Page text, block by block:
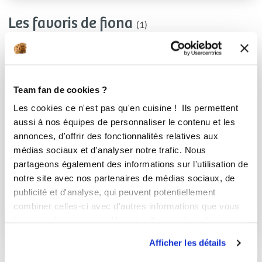
Team fan de cookies ?
Les cookies ce n'est pas qu'en cuisine ! Ils permettent
aussi à nos équipes de personnaliser le contenu et les
annonces, d'offrir des fonctionnalités relatives aux
médias sociaux et d'analyser notre trafic. Nous
partageons également des informations sur l'utilisation de
notre site avec nos partenaires de médias sociaux, de
publicité et d'analyse, qui peuvent potentiellement
combiner celles-ci avec d'autres informations que vous
Afficher les détails
Les favoris de fiona (1)
Dessert